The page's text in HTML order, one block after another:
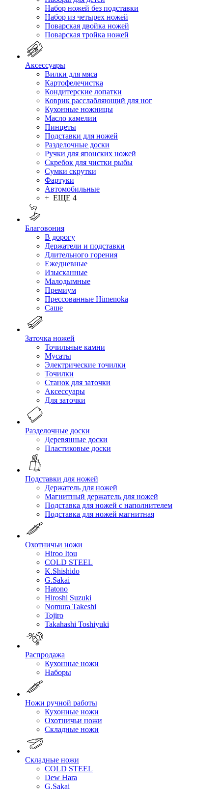
Набор ножей без подставки
Набор из четырех ножей
Поварская двойка ножей
Поварская тройка ножей
Аксессуары
Вилки для мяса
Картофелечистка
Кондитерские лопатки
Коврик расслабляющий для ног
Кухонные ножницы
Масло камелии
Пинцеты
Подставки для ножей
Разделочные доски
Ручки для японских ножей
Скребок для чистки рыбы
Сумки скрутки
Фартуки
Автомобильные
+ ЕЩЕ 4
Благовония
В дорогу
Держатели и подставки
Длительного горения
Ежедневные
Изысканные
Малодымные
Премиум
Прессованные Himenoka
Саше
Заточка ножей
Точильные камни
Мусаты
Электрические точилки
Точилки
Станок для заточки
Аксессуары
Для заточки
Разделочные доски
Деревянные доски
Пластиковые доски
Подставки для ножей
Держатель для ножей
Магнитный держатель для ножей
Подставка для ножей с наполнителем
Подставка для ножей магнитная
Охотничьи ножи
Hiroo Itou
COLD STEEL
K.Shishido
G.Sakai
Hatono
Hiroshi Suzuki
Nomura Takeshi
Tojiro
Takahashi Toshiyuki
Распродажа
Кухонные ножи
Наборы
Ножи ручной работы
Кухонные ножи
Охотничьи ножи
Складные ножи
Складные ножи
COLD STEEL
Dew Hara
G.Sakai